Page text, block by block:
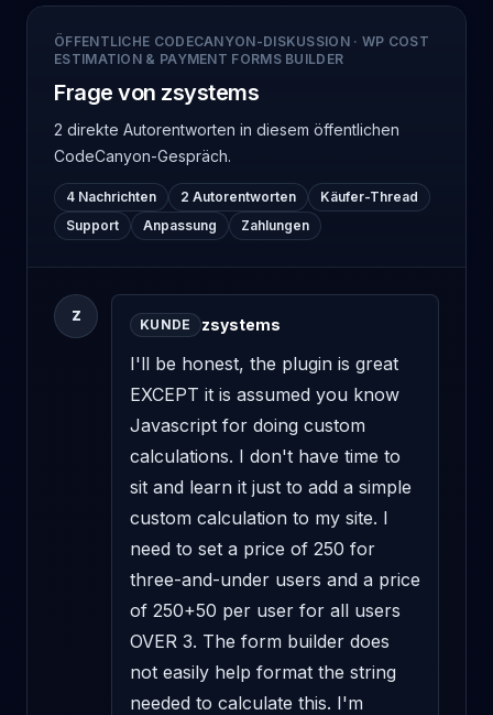
ÖFFENTLICHE CODECANYON-DISKUSSION· WP COST
ESTIMATION & PAYMENT FORMS BUILDER
Frage von zsystems
2 direkte Autorentworten in diesem öffentlichen
CodeCanyon-Gespräch.
4 Nachrichten 2 Autorentworten
Käufer-Thread
Support
Anpassung Zahlungen
Z
KUNDE zsystems
I'll be honest, the plugin is great
EXCEPT it is assumed you know
Javascript for doing custom
calculations. I don't have time to
sit and learn it just to add a simple
custom calculation to my site. I
need to set a price of 250 for
three-and-under users and a price
of 250+50 per user for all users
OVER 3. The form builder does
not easily help format the string
needed to calculate this. I'm